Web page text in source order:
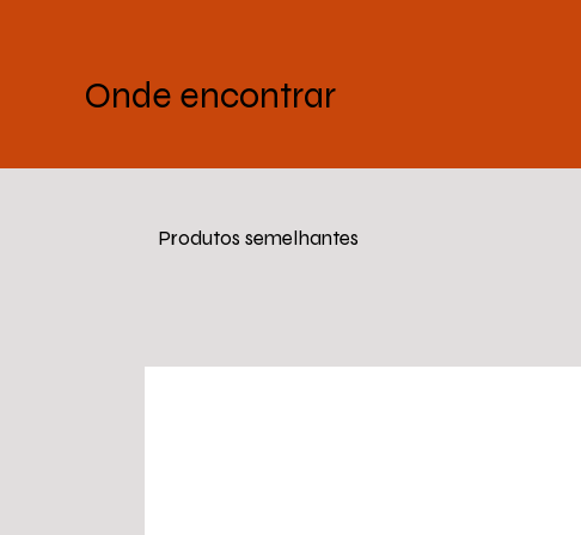
Onde encontrar
Produtos semelhantes